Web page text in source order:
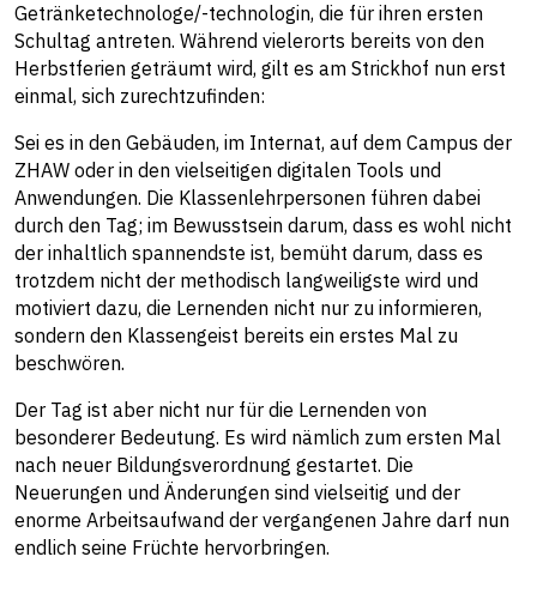
Getränketechnologe/-technologin, die für ihren ersten
Schultag antreten. Während vielerorts bereits von den
Herbstferien geträumt wird, gilt es am Strickhof nun erst
einmal, sich zurechtzufinden:
Sei es in den Gebäuden, im Internat, auf dem Campus der
ZHAW oder in den vielseitigen digitalen Tools und
Anwendungen. Die Klassenlehrpersonen führen dabei
durch den Tag; im Bewusstsein darum, dass es wohl nicht
der inhaltlich spannendste ist, bemüht darum, dass es
trotzdem nicht der methodisch langweiligste wird und
motiviert dazu, die Lernenden nicht nur zu informieren,
sondern den Klassengeist bereits ein erstes Mal zu
beschwören.
Der Tag ist aber nicht nur für die Lernenden von
besonderer Bedeutung. Es wird nämlich zum ersten Mal
nach neuer Bildungsverordnung gestartet. Die
Neuerungen und Änderungen sind vielseitig und der
enorme Arbeitsaufwand der vergangenen Jahre darf nun
endlich seine Früchte hervorbringen.